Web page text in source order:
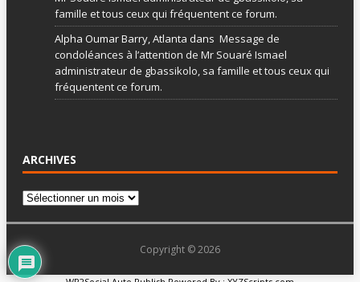
famille et tous ceux qui fréquentent ce forum.
Alpha Oumar Barry, Atlanta dans Message de
condoléances à l’attention de Mr Souaré Ismael
administrateur de gbassikolo, sa famille et tous ceux qui
fréquentent ce forum.
ARCHIVES
Copyright © 2026